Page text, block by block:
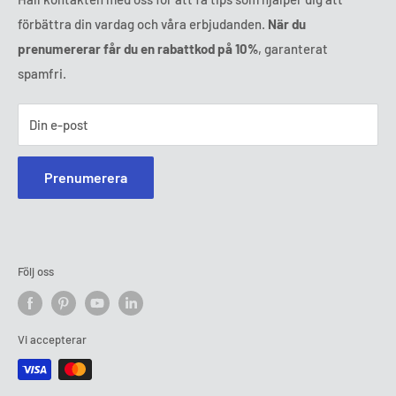
förbättra din vardag och våra erbjudanden. När du
prenumererar får du en rabattkod på 10%, garanterat
spamfri.
Din e-post
Prenumerera
Följ oss
Vi accepterar